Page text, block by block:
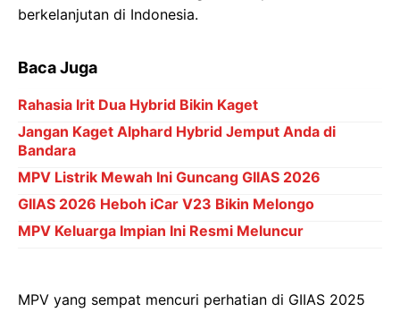
berkelanjutan di Indonesia.
Baca Juga
Rahasia Irit Dua Hybrid Bikin Kaget
Jangan Kaget Alphard Hybrid Jemput Anda di
Bandara
MPV Listrik Mewah Ini Guncang GIIAS 2026
GIIAS 2026 Heboh iCar V23 Bikin Melongo
MPV Keluarga Impian Ini Resmi Meluncur
MPV yang sempat mencuri perhatian di GIIAS 2025